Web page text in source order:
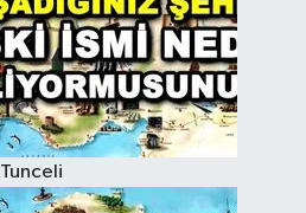
Tunceli